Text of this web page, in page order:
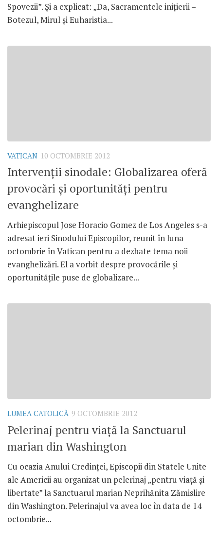
Spovezii”. Şi a explicat: „Da, Sacramentele iniţierii –
Botezul, Mirul şi Euharistia...
VATICAN 10 OCTOMBRIE 2012
Intervenţii sinodale: Globalizarea oferă
provocări şi oportunităţi pentru
evanghelizare
Arhiepiscopul Jose Horacio Gomez de Los Angeles s-a
adresat ieri Sinodului Episcopilor, reunit în luna
octombrie în Vatican pentru a dezbate tema noii
evanghelizări. El a vorbit despre provocările şi
oportunităţile puse de globalizare...
LUMEA CATOLICĂ 9 OCTOMBRIE 2012
Pelerinaj pentru viaţă la Sanctuarul
marian din Washington
Cu ocazia Anului Credinţei, Episcopii din Statele Unite
ale Americii au organizat un pelerinaj „pentru viaţă şi
libertate” la Sanctuarul marian Neprihănita Zămislire
din Washington. Pelerinajul va avea loc în data de 14
octombrie...